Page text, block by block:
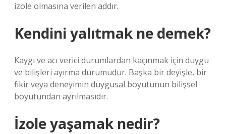
izole olmasına verilen addır.
Kendini yalıtmak ne demek?
Kaygı ve acı verici durumlardan kaçınmak için duygu
ve bilişleri ayırma durumudur. Başka bir deyişle, bir
fikir veya deneyimin duygusal boyutunun bilişsel
boyutundan ayrılmasıdır.
İzole yaşamak nedir?